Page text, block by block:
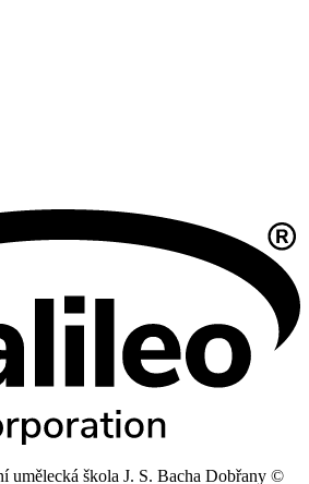
umělecká škola J. S. Bacha Dobřany ©